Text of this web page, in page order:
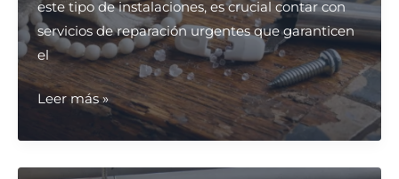
este tipo de instalaciones, es crucial contar con
servicios de reparación urgentes que garanticen
el
¿Qué
ofrecen
reparación
Leer más »